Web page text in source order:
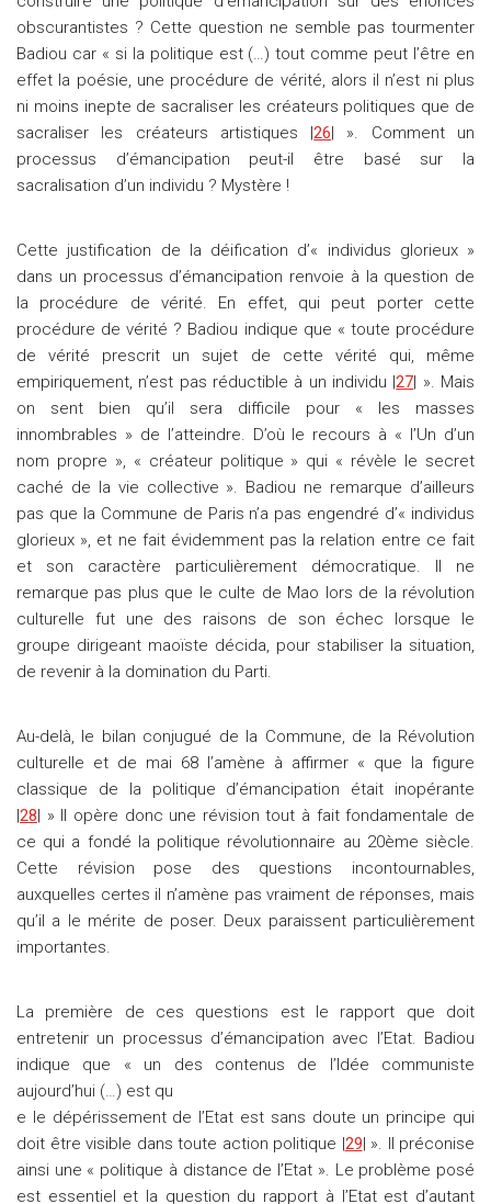
obscurantistes ? Cette question ne semble pas tourmenter
Badiou car « si la politique est (…) tout comme peut l’être en
effet la poésie, une procédure de vérité, alors il n’est ni plus
ni moins inepte de sacraliser les créateurs politiques que de
sacraliser les créateurs artistiques |26| ». Comment un
processus d’émancipation peut-il être basé sur la
sacralisation d’un individu ? Mystère !
Cette justification de la déification d’« individus glorieux »
dans un processus d’émancipation renvoie à la question de
la procédure de vérité. En effet, qui peut porter cette
procédure de vérité ? Badiou indique que « toute procédure
de vérité prescrit un sujet de cette vérité qui, même
empiriquement, n’est pas réductible à un individu |27| ». Mais
on sent bien qu’il sera difficile pour « les masses
innombrables » de l’atteindre. D’où le recours à « l’Un d’un
nom propre », « créateur politique » qui « révèle le secret
caché de la vie collective ». Badiou ne remarque d’ailleurs
pas que la Commune de Paris n’a pas engendré d’« individus
glorieux », et ne fait évidemment pas la relation entre ce fait
et son caractère particulièrement démocratique. Il ne
remarque pas plus que le culte de Mao lors de la révolution
culturelle fut une des raisons de son échec lorsque le
groupe dirigeant maoïste décida, pour stabiliser la situation,
de revenir à la domination du Parti.
Au-delà, le bilan conjugué de la Commune, de la Révolution
culturelle et de mai 68 l’amène à affirmer « que la figure
classique de la politique d’émancipation était inopérante
|28| » Il opère donc une révision tout à fait fondamentale de
ce qui a fondé la politique révolutionnaire au 20ème siècle.
Cette révision pose des questions incontournables,
auxquelles certes il n’amène pas vraiment de réponses, mais
qu’il a le mérite de poser. Deux paraissent particulièrement
importantes.
La première de ces questions est le rapport que doit
entretenir un processus d’émancipation avec l’Etat. Badiou
indique que « un des contenus de l’Idée communiste
aujourd’hui (…) est qu
e le dépérissement de l’Etat est sans doute un principe qui
doit être visible dans toute action politique |29| ». Il préconise
ainsi une « politique à distance de l’Etat ». Le problème posé
est essentiel et la question du rapport à l’Etat est d’autant